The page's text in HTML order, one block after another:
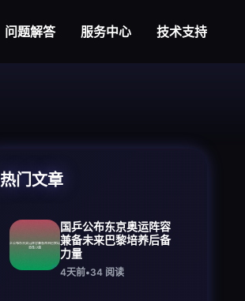
问题解答 服务中心 技术支持
热门文章
国乒公布东京奥运阵容
兼备未来巴黎培养后备
力量
4天前•34 阅读